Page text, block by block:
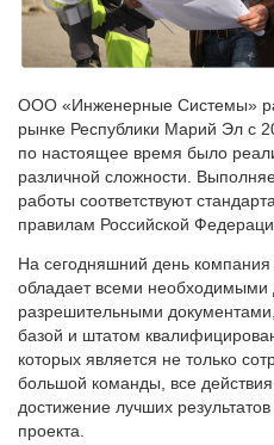
ООО «Инженерные Системы»
рынке Республики Марий Эл с
по настоящее время было
различной сложности.
работы соответствуют
правилам Российской
На сегодняшний день
обладает всеми необходимыми
разрешительными
базой и штатом
которых является не только
большой команды, все
достижение лучших
проекта.